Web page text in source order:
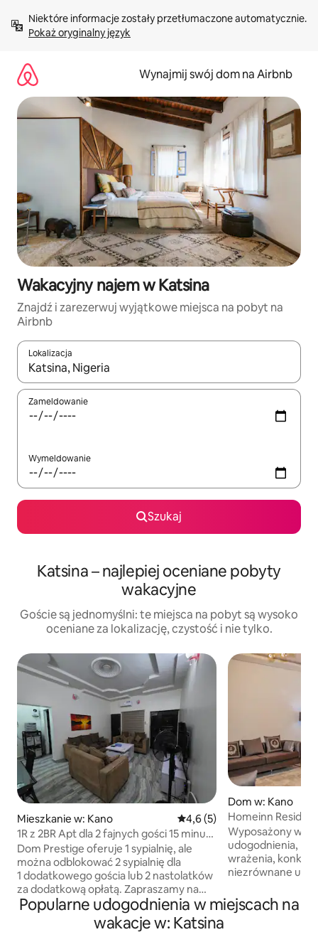
treści Pokaż oryginalny język
Wynajmij swój dom na Airbnb
Wakacyjny najem w Katsina
Znajdź i zarezerwuj wyjątkowe miejsca na pobyt na
Airbnb
Lokalizacja
Gdy wyniki będą dostępne, możesz poruszać się po nich za
Zameldowanie
Wymeldowanie
Szukaj
Katsina – najlepiej oceniane pobyty
wakacyjne
Goście są jednomyślni: te miejsca na pobyt są wysoko
oceniane za lokalizację, czystość i nie tylko.
Mieszkanie w: Kano Średnia ocena: 4,6 na 5,
4,6 (5)
1R z 2BR Apt dla 2 fajnych gości 15 minut
do lotniska
Dom Prestige oferuje 1 sypialnię, ale
można odblokować 2 sypialnię dla
1 dodatkowego gościa lub 2 nastolatków
za dodatkową opłatą. Zapraszamy na
niezapomniany pobyt w tym
wyjątkowym i przyjaznym dla rodzin
miejscu w Kano. Jeśli potrzebujesz
Dom w: Kano
Homeinn
Wyposażony w
udogodnienia,
wrażenia,
niezrównane
aby Twoja wizyta
wygodna.
Popularne udogodnienia w miejscach na
wakacje w: Katsina